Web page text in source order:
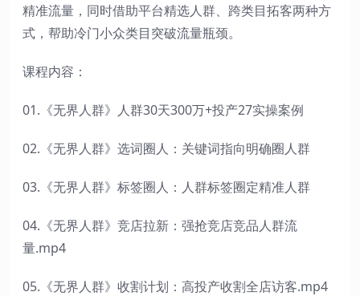
精准流量，同时借助平台精选人群、跨类目拓客两种方
式，帮助冷门小众类目突破流量瓶颈。
课程内容：
01.《无界人群》人群30天300万+投产27实操案例
02.《无界人群》选词圈人：关键词指向明确圈人群
03.《无界人群》标签圈人：人群标签圈定精准人群
04.《无界人群》竞店拉新：强抢竞店竞品人群流
量.mp4
05.《无界人群》收割计划：高投产收割全店访客.mp4